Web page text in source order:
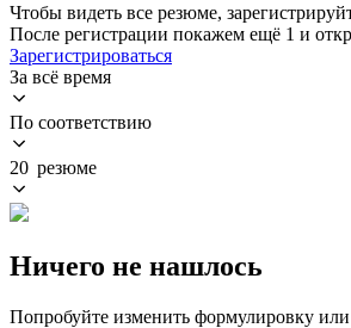
Чтобы видеть все резюме,
После регистрации покажем ещё 1 и
Зарегистрироваться
За всё время
По соответствию
20 резюме
Ничего не нашлось
Попробуйте изменить формулировку